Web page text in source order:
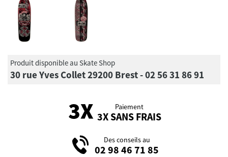
Produit disponible au Skate Shop
30 rue Yves Collet 29200 Brest - 02 56 31 86 91
Paiement
3X SANS FRAIS
Des conseils au
02 98 46 71 85